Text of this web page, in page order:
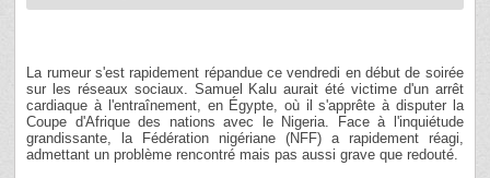
La rumeur s'est rapidement répandue ce vendredi en début de soirée
sur les réseaux sociaux. Samuel Kalu aurait été victime d'un arrêt
cardiaque à l'entraînement, en Égypte, où il s'apprête à disputer la
Coupe d'Afrique des nations avec le Nigeria. Face à l'inquiétude
grandissante, la Fédération nigériane (NFF) a rapidement réagi,
admettant un problème rencontré mais pas aussi grave que redouté.